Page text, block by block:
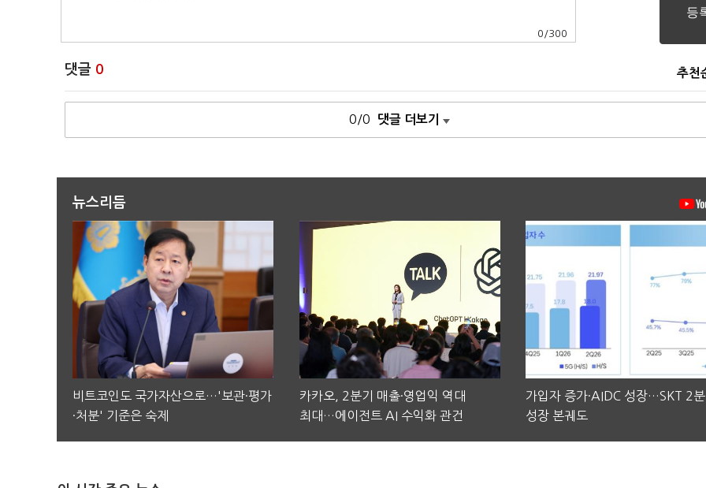
0 /300
댓글 0 추천
0/0 댓글 더보기
뉴스리듬
비트코인도 국가자산으로…'보관·평가
·처분' 기준은 숙제
카카오, 2분기 매출·영업익 역대
최대…에이전트 AI 수익화 관건
가입자 증가·AIDC 성장…SKT 2
성장 본궤도